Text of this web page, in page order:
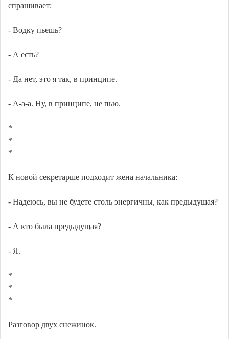
спрашивает:
- Водку пьешь?
- А есть?
- Да нет, это я так, в принципе.
- А-а-а. Ну, в принципе, не пью.
*
*
*
К новой секретарше подходит жена начальника:
- Надеюсь, вы не будете столь энергичны, как предыдущая?
- А кто была предыдущая?
- Я.
*
*
*
Разговор двух снежинок.